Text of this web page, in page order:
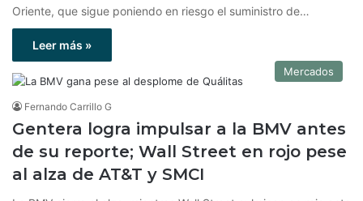
Oriente, que sigue poniendo en riesgo el suministro de…
Leer más »
Mercados
Fernando Carrillo G
Gentera logra impulsar a la BMV antes
de su reporte; Wall Street en rojo pese
al alza de AT&T y SMCI